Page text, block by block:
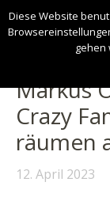
Markus
Crazy
räumen
12. April 2023
Diese Website
gehen